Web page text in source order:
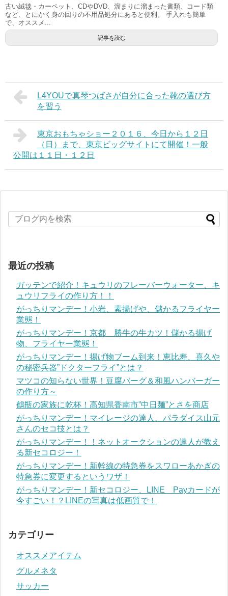
古い絨毯・カーペット、CDやDVD、溜まりに溜まった書類、コード類
など、とにかく身の回りの不用品処分にあると便利。 手入れも簡単
で、オススメ...
記事を読む
L4YOUで真琴つばさが自分に合った靴の選び方
を習う
東京おもちゃショー２０１６、今日から１２日
（日）まで、東京ビッグサイトにて開催！一般
公開は１１日・１２日
最近の投稿
ガッテンで紹介！キュウリのフレーバーウォーター、キ
ュウリフライの作り方！！
がっちりマンデー！小岩、素揚げや、儲かるフライヤー
業態！
がっちりマンデー！京都 勝牛の牛カツ！儲かる揚げ
物、フライヤー業態！
がっちりマンデー！揚げ物ブーム到来！恵比寿、喜久や
の秘密兵器”ドクターフライ”とは？
マツコの知らない世界！豆腐バーグ＆和風ハンバーガー
の作り方～
鶴瓶の家族に乾杯！高知県香南市”中日麺”とさを商店
がっちりマンデー！マイレージの達人、パラダイス山元
さんのセコ技とは？
がっちりマンデー！！ネットオークションの達人が教え
る新セコロジー！
がっちりマンデー！新幹線の特急券をスワローあかぎの
特急券に変更するというワザ！
がっちりマンデー！新セコロジー、LINE Payカードが
今すごい！？LINEの写真は低画質で！
カテゴリー
オススメアイテム
グルメネタ
サッカー